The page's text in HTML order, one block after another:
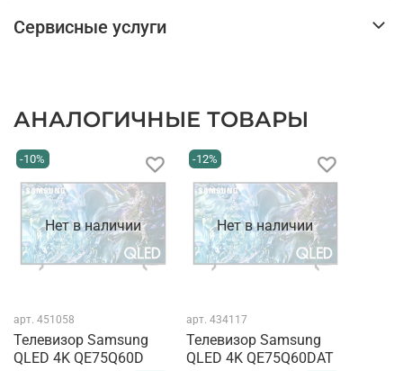
Сервисные услуги
АНАЛОГИЧНЫЕ ТОВАРЫ
Нет в наличии
-10%
арт. 451058
Телевизор Samsung
QLED 4K QE75Q60D
Нет в наличии
-12%
арт. 434117
Телевизор Samsung
QLED 4K QE75Q60DAT